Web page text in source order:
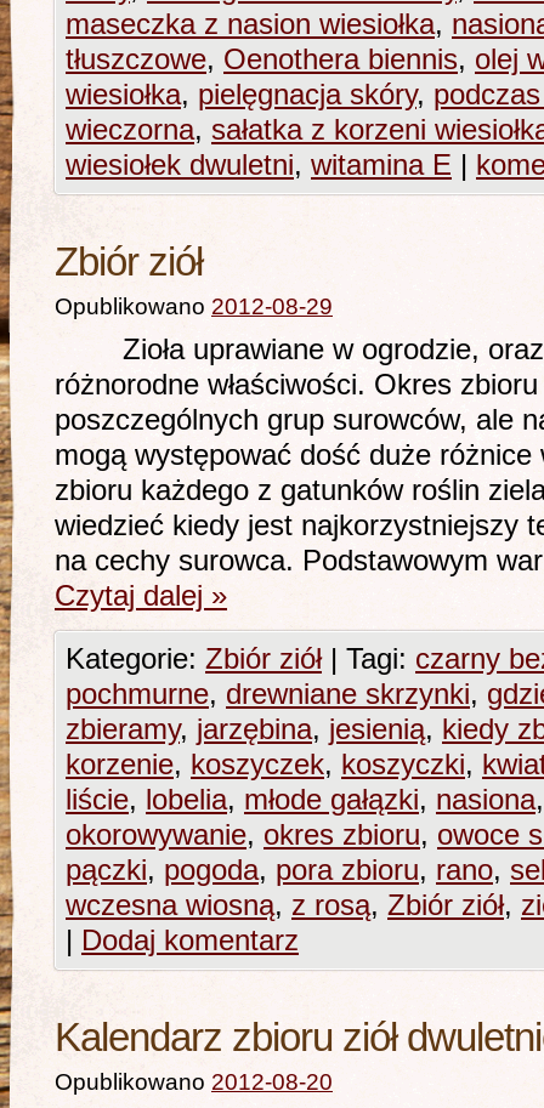
maseczka z nasion wiesiołka,
tłuszczowe, Oenothera biennis, olej
wiesiołka, pielęgnacja skóry,
wieczorna, sałatka z korzeni
wiesiołek dwuletni, witamina E |
Zbiór ziół
Opublikowano 2012-08-29
Zioła uprawiane w ogrodzie, oraz
różnorodne właściwości. Okres
poszczególnych grup surowców, ale
mogą występować dość duże
zbioru każdego z gatunków roślin
wiedzieć kiedy jest najkorzystniejszy
na cechy surowca. Podstawowym
Czytaj dalej »
Kategorie: Zbiór ziół | Tagi: czarny
pochmurne, drewniane skrzynki,
zbieramy, jarzębina, jesienią, kiedy
korzenie, koszyczek, koszyczki,
liście, lobelia, młode gałązki, nasiona
okorowywanie, okres zbioru, owoce
pączki, pogoda, pora zbioru, rano,
wczesna wiosną, z rosą, Zbiór ziół,
| Dodaj komentarz
Kalendarz zbioru ziół
Opublikowano 2012-08-20